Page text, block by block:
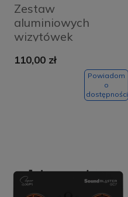
Zestaw
aluminiowych
wizytówek
szt.)
110,00 zł
Powiadom
o
dostępności